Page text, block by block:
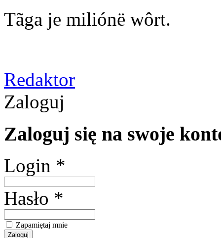
Tãga je miliónë wôrt.
Redaktor
Zaloguj
Zaloguj się na swoje
Login *
Hasło *
Zapamiętaj mnie